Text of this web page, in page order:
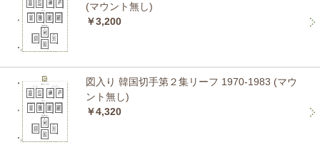
(マウント無し)
￥3,200
図入り 韓国切手第２集リーフ 1970-1983 (マウ
ント無し)
￥4,320